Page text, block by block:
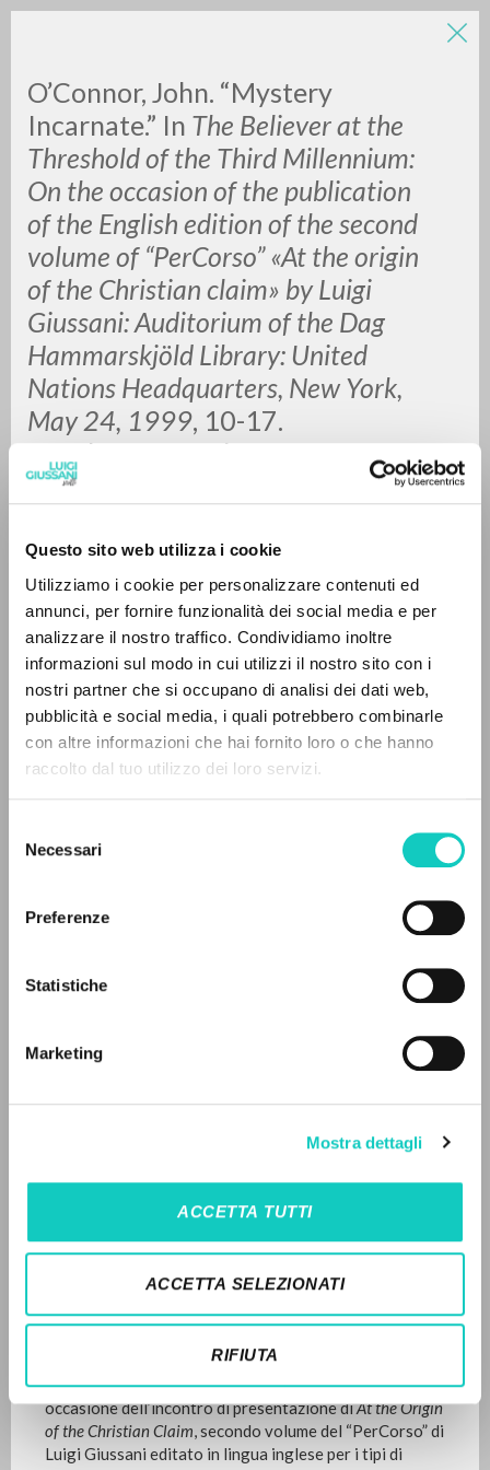
Questo sito web utilizza i cookie
Utilizziamo i cookie per personalizzare contenuti ed
annunci, per fornire funzionalità dei social media e per
analizzare il nostro traffico. Condividiamo inoltre
informazioni sul modo in cui utilizzi il nostro sito con i
nostri partner che si occupano di analisi dei dati web,
pubblicità e social media, i quali potrebbero combinarle
con altre informazioni che hai fornito loro o che hanno
raccolto dal tuo utilizzo dei loro servizi.
delNecessari
Preferenze
Statistiche
Marketing
Mostra dettagli
ACCETTA TUTTI
ACCETTA SELEZIONATI
RIFIUTA
O’Connor, John. “Mystery
Incarnate.” In The Believer at the
Threshold of the Third Millennium:
On the occasion of the publication
of the English edition of the second
volume of “PerCorso” «At the origin
of the Christian claim» by Luigi
Giussani: Auditorium of the Dag
Hammarskjöld Library: United
Nations Headquarters, New York,
May 24, 1999, 10-17.
Supplement toLitterae
Communionis-Traces
, 7 (1999).
O'Connor John
Inglese
Pagine: 18
LEGGI IL FULL TEXT NELL'EDIZIONE
DISPONIBILE
Testo dell’intervento del cardinale JohnO’Connorin
occasione dell’incontro di presentazione diAt the Origin
of the Christian Claim, secondo volume del “PerCorso” di
Luigi Giussani editato in lingua inglese per i tipi di
RICERCA AVANZATA »
0DOCUMENTI TROVATI
IL PROGETTO
testi integrali in 5 lingue e percorsi tematici
Italiano Inglese Spagnolo
NEWSLETTER
eventi e percorsi editoriali.
Iscriviti